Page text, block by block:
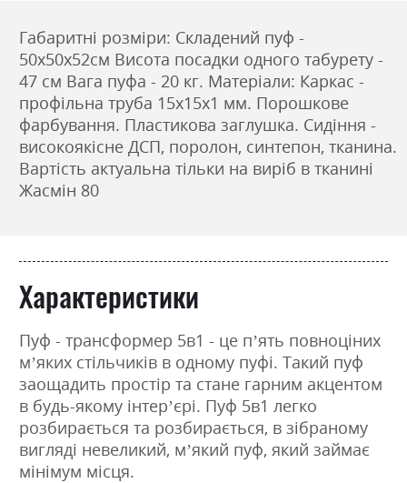
Габаритні розміри: Складений пуф -
50х50х52см Висота посадки одного табурету -
47 см Вага пуфа - 20 кг. Матеріали: Каркас -
профільна труба 15х15х1 мм. Порошкове
фарбування. Пластикова заглушка. Сидіння -
високоякісне ДСП, поролон, синтепон, тканина.
Вартість актуальна тільки на виріб в тканині
Жасмін 80
Характеристики
Пуф - трансформер 5в1 - це п’ять повноціних
м’яких стільчиків в одному пуфі. Такий пуф
заощадить простір та стане гарним акцентом
в будь-якому інтер’єрі. Пуф 5в1 легко
розбирається та розбирається, в зібраному
вигляді невеликий, м’який пуф, який займає
мінімум місця.